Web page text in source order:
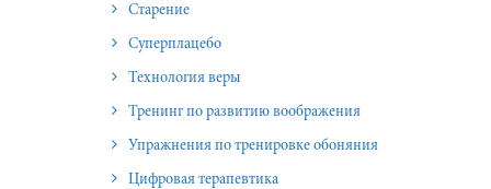
Старение
Суперплацебо
Технология веры
Тренинг по развитию воображения
Упражнения по тренировке обоняния
Цифровая терапевтика